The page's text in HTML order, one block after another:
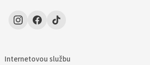
Internetovou službu